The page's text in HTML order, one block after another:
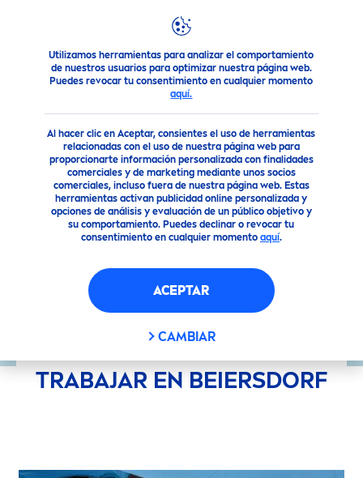
Utilizamos herramientas para analizar el comportamiento
de nuestros usuarios para optimizar nuestra página web.
Puedes revocar tu consentimiento en cualquier momento
aquí.
Al hacer clic en Aceptar, consientes el uso de herramientas
relacionadas con el uso de nuestra página web para
proporcionarte información personalizada con finalidades
comerciales y de marketing mediante unos socios
comerciales, incluso fuera de nuestra página web. Estas
herramientas activan publicidad online personalizada y
opciones de análisis y evaluación de un público objetivo y
su comportamiento. Puedes declinar o revocar tu
consentimiento en cualquier momento aquí.
ACEPTAR
CAMBIAR
NIVEAuna marca de confianza Trabajar en Beiersdorf
TRABAJAR EN BEIERSDORF